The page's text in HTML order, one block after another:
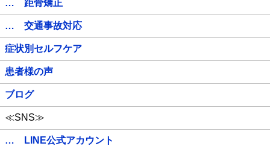
… 距骨矯正
… 交通事故対応
症状別セルフケア
患者様の声
ブログ
≪SNS≫
… LINE公式アカウント